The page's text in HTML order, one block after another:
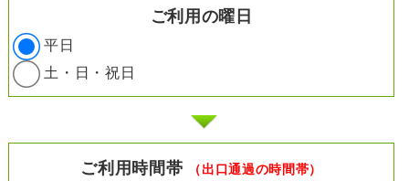
ご利用の曜日
平日
土・日・祝日
ご利用時間帯 （出口通過の時間帯）